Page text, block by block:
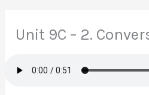
Unit 9C – 2.